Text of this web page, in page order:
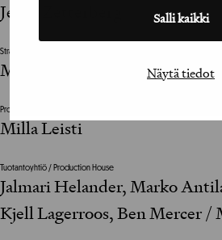
Salli kaikki
Näytä tiedot
Jenni Zetterberg
Strategiajohtaja / Strategy Manager
Micke Nordman, Steve Brown
Projektijohtaja / Project Manager
Milla Leisti
Tuotantoyhtiö / Production House
Jalmari Helander, Marko
Kjell Lagerroos, Ben Mercer /